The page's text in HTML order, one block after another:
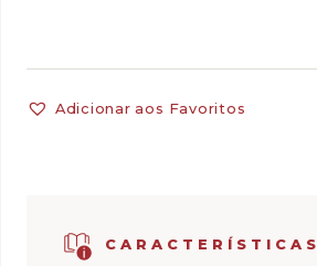
CARACTERÍSTICAS
Adicionar aos Favoritos